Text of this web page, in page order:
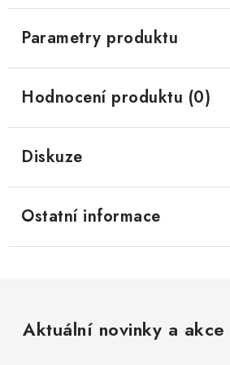
Parametry produktu
Hodnocení produktu (0)
Diskuze
Ostatní informace
Aktuální novinky a akce